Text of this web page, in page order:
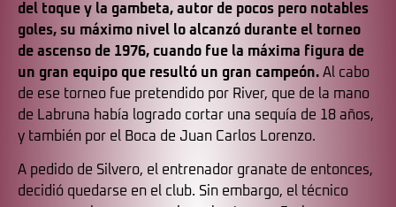
del toque y la gambeta, autor de pocos pero notables
goles, su máximo nivel lo alcanzó durante el torneo
de ascenso de 1976, cuando fue la máxima figura de
un gran equipo que resultó un gran campeón. Al cabo
de ese torneo fue pretendido por River, que de la mano
de Labruna había logrado cortar una sequía de 18 años,
y también por el Boca de Juan Carlos Lorenzo.
A pedido de Silvero, el entrenador granate de entonces,
decidió quedarse en el club. Sin embargo, el técnico